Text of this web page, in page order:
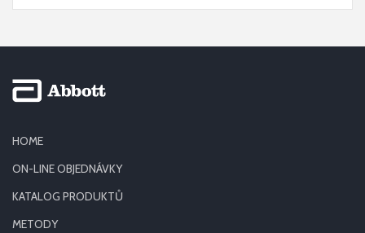
HOME
ON-LINE OBJEDNÁVKY
KATALOG PRODUKTŮ
METODY